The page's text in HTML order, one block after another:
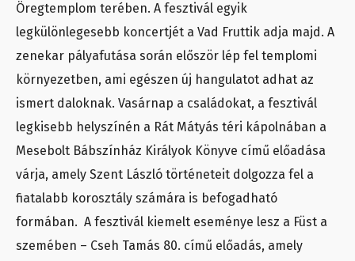
Öregtemplom terében. A fesztivál egyik
legkülönlegesebb koncertjét a Vad Fruttik adja majd. A
zenekar pályafutása során először lép fel templomi
környezetben, ami egészen új hangulatot adhat az
ismert daloknak. Vasárnap a családokat, a fesztivál
legkisebb helyszínén a Rát Mátyás téri kápolnában a
Mesebolt Bábszínház Királyok Könyve című előadása
várja, amely Szent László történeteit dolgozza fel a
fiatalabb korosztály számára is befogadható
formában. A fesztivál kiemelt eseménye lesz a Füst a
szemében – Cseh Tamás 80. című előadás, amely